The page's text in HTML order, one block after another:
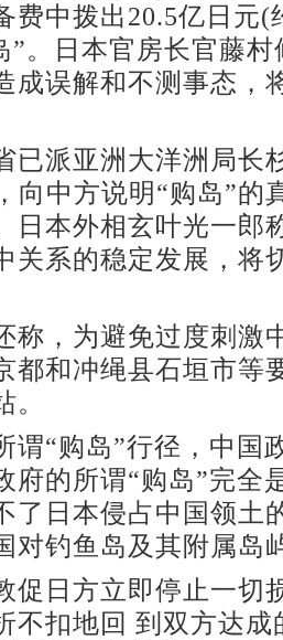
费中拨出20.5亿日元(
”。日本官房长官藤
成误解和不测事态，
派亚洲大洋洲局长
向中方说明“购岛”的
日本外相玄叶光一郎
关系的稳定发展，将
，为避免过度刺激
都和冲绳县石垣市等
“购岛”行径，中国
府的所谓“购岛”完全
了日本侵占中国领土
对钓鱼岛及其附属岛
日方立即停止一切
不扣地回 到双方达成